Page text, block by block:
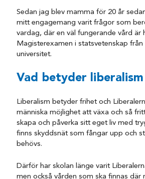
Sedan jag blev mamma för 20 år
mitt engagemang varit frågor som
vardag, där en väl fungerande vård är
Magisterexamen i statsvetenskap från
universitet.
Vad betyder
Liberalism betyder frihet och
människa möjlighet att växa och så
skapa och påverka sitt eget liv med
finns skyddsnät som fångar upp och
behövs.
Därför har skolan länge varit
men också vården som ska finnas där